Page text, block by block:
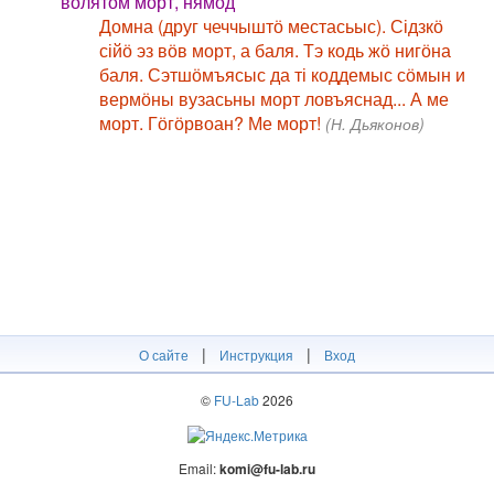
Домна (друг чеччыштӧ местасьыс). Сідзкӧ
сійӧ эз вӧв морт, а баля. Тэ кодь жӧ нигӧна
баля. Сэтшӧмъясыс да ті коддемыс сӧмын и
вермӧны вузасьны морт ловъяснад... А ме
морт. Гӧгӧрвоан? Ме морт! (Н. Дьяконов)
О сайте | Инструкция | Вход
© FU-Lab2026
Email:komi@fu-lab.ru